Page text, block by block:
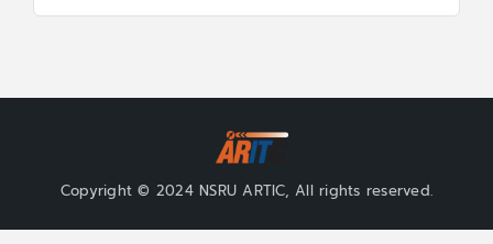
Copyright © 2024 NSRU ARTIC, All rights reserved.